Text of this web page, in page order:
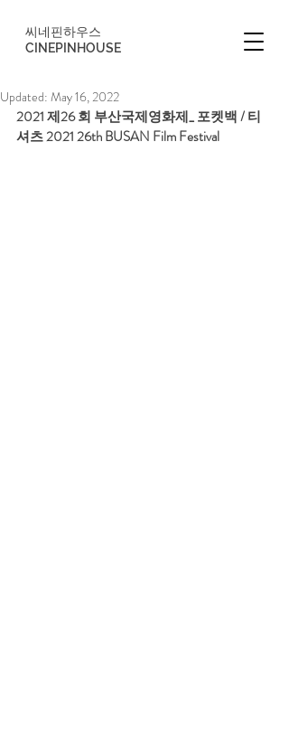
씨네핀하우스
CINEPINHOUSE
Updated: May 16, 2022
2021 제26 회 부산국제영화제_ 포켓백 / 티
셔츠 2021 26th BUSAN Film Festival